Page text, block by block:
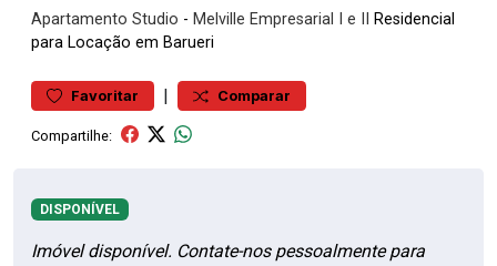
Apartamento Studio - Melville Empresarial I e II
Residencial
para Locação em Barueri
Favoritar | Comparar
Compartilhe:
DISPONÍVEL
Imóvel disponível. Contate-nos pessoalmente para